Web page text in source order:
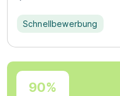
Schnellbewerbung
90%